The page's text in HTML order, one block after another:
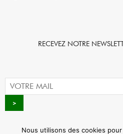
RECEVEZ NOTRE
Nous utilisons des cookies